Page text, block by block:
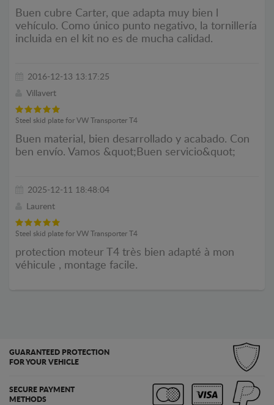
Buen cubre Carter, que adapta muy bien l
vehículo. Como único punto negativo, la tornillería
incluida en el kit no es de mucha calidad.
2016-12-13 13:17:25
Villavert
Steel skid plate for VW Transporter T4
Buen material, bien desarrollado y acabado. Con
ben envío. Vamos &quot;Buen servicio&quot;
2025-12-11 18:48:04
Laurent
Steel skid plate for VW Transporter T4
protection moteur T4 très bien adapté à mon
véhicule , montage facile.
GUARANTEED PROTECTION
FOR YOUR VEHICLE
SECURE PAYMENT
METHODS